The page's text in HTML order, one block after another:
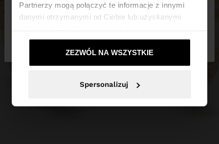
Partnerzy mogą połączyć te informacje z innymi
danymi otrzymanymi od Ciebie lub uzyskanymi
ZEZWÓL NA WSZYSTKIE
Spersonalizuj